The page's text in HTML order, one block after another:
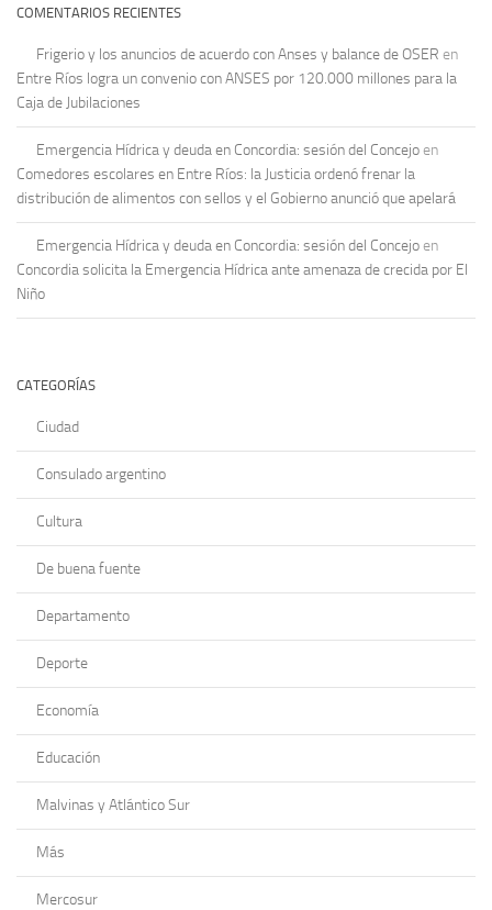
COMENTARIOS RECIENTES
Frigerio y los anuncios de acuerdo con Anses y balance de OSER en
Entre Ríos logra un convenio con ANSES por 120.000 millones para la
Caja de Jubilaciones
Emergencia Hídrica y deuda en Concordia: sesión del Concejo en
Comedores escolares en Entre Ríos: la Justicia ordenó frenar la
distribución de alimentos con sellos y el Gobierno anunció que apelará
Emergencia Hídrica y deuda en Concordia: sesión del Concejo en
Concordia solicita la Emergencia Hídrica ante amenaza de crecida por El
Niño
CATEGORÍAS
Ciudad
Consulado argentino
Cultura
De buena fuente
Departamento
Deporte
Economía
Educación
Malvinas y Atlántico Sur
Más
Mercosur